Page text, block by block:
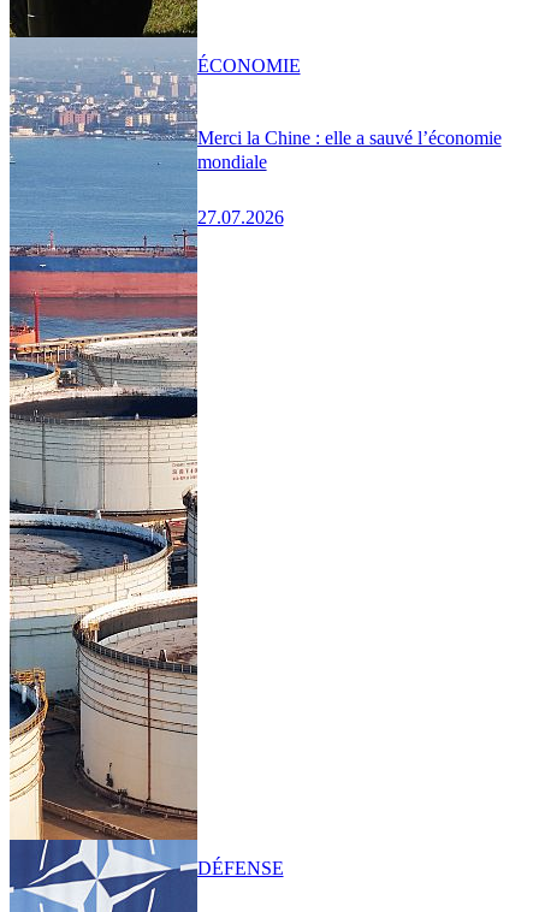
Merci la Chine : elle a sauvé l’économie
mondiale
27.07.2026
ÉCONOMIE
DÉFENSE